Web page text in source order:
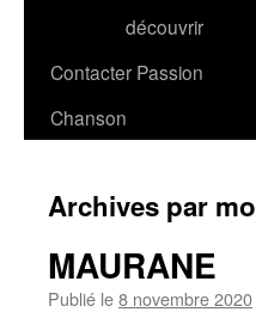
découvrir
Contacter Passion
Chanson
Archives par
MAURANE
Publié le8 novembre 2020